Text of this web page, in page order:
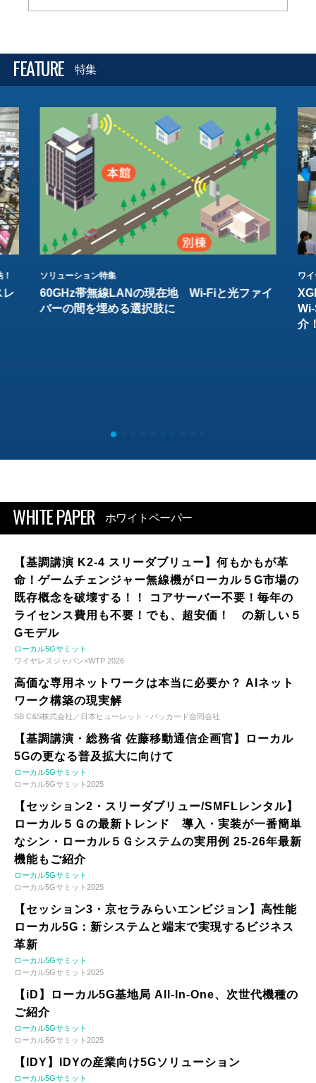
FEATURE 特集
レ
ソリューション特集
60GHz帯無線LANの現在地 Wi-Fiと光ファイ
バーの間を埋める選択肢に
ワ
介
WHITE PAPER ホワイトペーパー
【基調講演 K2-4 スリーダブリュー】何もかもが革
命！ゲームチェンジャー無線機がローカル５G市場の
既存概念を破壊する！！ コアサーバー不要！毎年の
ライセンス費用も不要！でも、超安価！ の新しい５
Gモデル
ローカル5Gサミット
ワイヤレスジャパン×WTP 2026
高価な専用ネットワークは本当に必要か？ AIネット
ワーク構築の現実解
SB C&S株式会社／日本ヒューレット・パッカード合同会社
【基調講演・総務省 佐藤移動通信企画官】ローカル
5Gの更なる普及拡大に向けて
ローカル5Gサミット
ローカル5Gサミット2025
【セッション2・スリーダブリュー/SMFLレンタル】
ローカル５Ｇの最新トレンド 導入・実装が一番簡単
なシン・ローカル５Ｇシステムの実用例 25-26年最新
機能もご紹介
ローカル5Gサミット
ローカル5Gサミット2025
【セッション3・京セラみらいエンビジョン】高性能
ローカル5G：新システムと端末で実現するビジネス
革新
ローカル5Gサミット
ローカル5Gサミット2025
【iD】ローカル5G基地局 All-In-One、次世代機種の
ご紹介
ローカル5Gサミット
ローカル5Gサミット2025
【IDY】IDYの産業向け5Gソリューション
ローカル5Gサミット